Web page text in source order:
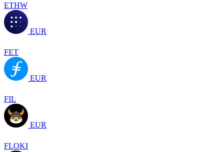
ETHW
EUR
FET
EUR
FIL
EUR
FLOKI